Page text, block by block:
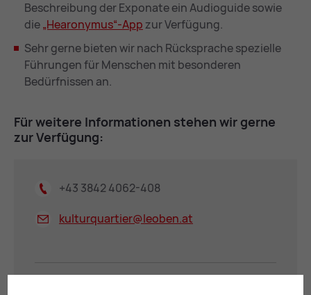
Beschreibung der Exponate ein Audioguide sowie
die„Hearony­mus“-Appzur Verfügung.
Sehr gerne bieten wir nach Rücksprache spezielle
Führungen für Menschen mit besonderen
Bedürfnissen an.
Für wei­te­re In­for­ma­tio­nen ste­hen wir ger­ne
zur Ver­fü­gung:
+43 3842 4062-408
kulturquartier@leoben.at